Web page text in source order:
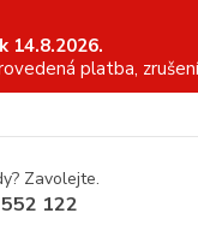
14.8.2026.
platba,
Zavolejte.
122